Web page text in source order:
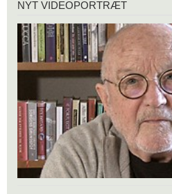
videoportræt
NYT VIDEOPORTRÆT